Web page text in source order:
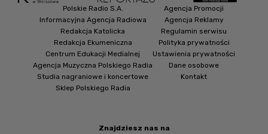
Znajdziesz nas na
Polskie Radio S.A.
Informacyjna Agencja Radiowa
Redakcja Katolicka
Redakcja Ekumeniczna
Centrum Edukacji Medialnej
Agencja Muzyczna Polskiego Radia
Studia nagraniowe i koncertowe
Sklep Polskiego Radia
Agencja Promocji
Agencja Reklamy
Regulamin serwisu
Polityka prywatności
Ustawienia prywatności
Dane osobowe
Kontakt